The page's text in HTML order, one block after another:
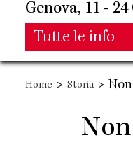
Genova, 11 -
Main
Tutte le info
Main
Home > Storia >